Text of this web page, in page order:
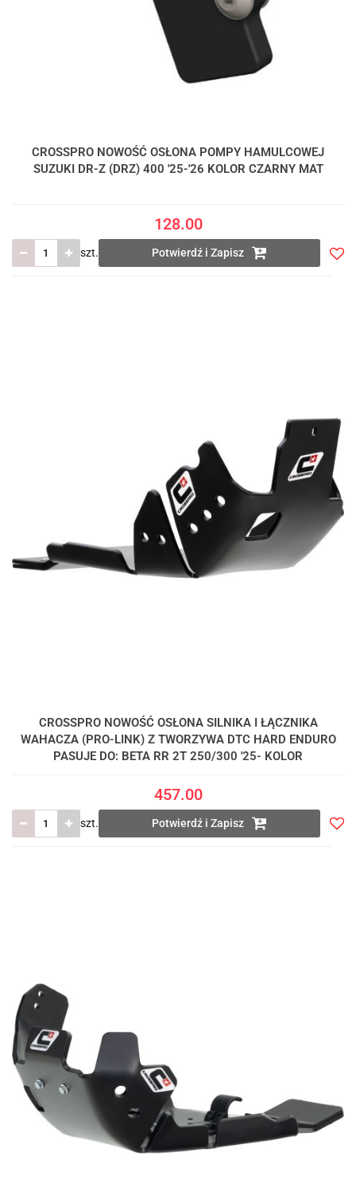
CROSSPRO NOWOŚĆ OSŁONA POMPY HAMULCOWEJ
SUZUKI DR-Z (DRZ) 400 '25-'26 KOLOR CZARNY MAT
128.00
szt. Potwierdź i Zapisz
CROSSPRO NOWOŚĆ OSŁONA SILNIKA I ŁĄCZNIKA
WAHACZA (PRO-LINK) Z TWORZYWA DTC HARD ENDURO
PASUJE DO: BETA RR 2T 250/300 '25- KOLOR
457.00
szt. Potwierdź i Zapisz